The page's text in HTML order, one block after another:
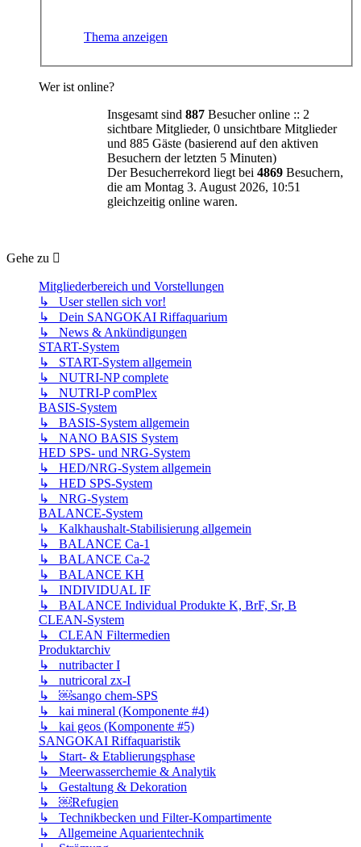
Thema anzeigen
Wer ist online?
Insgesamt sind 887 Besucher online :: 2
sichtbare Mitglieder, 0 unsichtbare Mitglieder
und 885 Gäste (basierend auf den aktiven
Besuchern der letzten 5 Minuten)
Der Besucherrekord liegt bei 4869 Besuchern,
die am Montag 3. August 2026, 10:51
gleichzeitig online waren.
Gehe zu
Mitgliederbereich und Vorstellungen
↳ User stellen sich vor!
↳ Dein SANGOKAI Riffaquarium
↳ News & Ankündigungen
START-System
↳ START-System allgemein
↳ NUTRI-NP complete
↳ NUTRI-P comPlex
BASIS-System
↳ BASIS-System allgemein
↳ NANO BASIS System
HED SPS- und NRG-System
↳ HED/NRG-System allgemein
↳ HED SPS-System
↳ NRG-System
BALANCE-System
↳ Kalkhaushalt-Stabilisierung allgemein
↳ BALANCE Ca-1
↳ BALANCE Ca-2
↳ BALANCE KH
↳ INDIVIDUAL IF
↳ BALANCE Individual Produkte K, BrF, Sr, B
CLEAN-System
↳ CLEAN Filtermedien
Produktarchiv
↳ nutribacter I
↳ nutricoral zx-I
↳ ￼sango chem-SPS
↳ kai mineral (Komponente #4)
↳ kai geos (Komponente #5)
SANGOKAI Riffaquaristik
↳ Start- & Etablierungsphase
↳ Meerwasserchemie & Analytik
↳ Gestaltung & Dekoration
↳ ￼Refugien
↳ Technikbecken und Filter-Kompartimente
↳ Allgemeine Aquarientechnik